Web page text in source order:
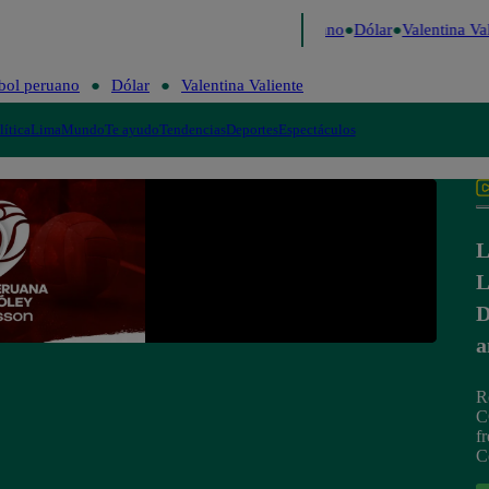
Fútbol peruano Dólar Valentina
peruano Dólar Valentina Valiente
LimaMundoTe ayudoTendenciasDeportesEspectáculos